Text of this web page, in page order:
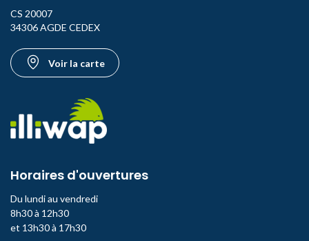
CS 20007
34306 AGDE CEDEX
Voir la carte
Horaires d'ouvertures
Du lundi au vendredi
8h30 à 12h30
et 13h30 à 17h30